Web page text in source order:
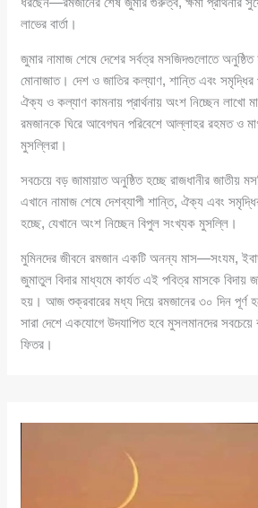
লাভের বার্তা।
জুমার নামাজ শেষে দেশের সর্বত্র মসজিদগুলোতে অনুষ্ঠিত
মোনাজাত। দেশ ও জাতির কল্যাণ, শান্তি এবং সমৃদ্ধির
ঐক্য ও কল্যাণ কামনায় প্রার্থনায় অংশ নিচ্ছেন লাখো
রমজানকে ঘিরে আবেগঘন পরিবেশে আল্লাহর রহমত ও
মুসল্লিরা।
সবচেয়ে বড় জামায়াত অনুষ্ঠিত হচ্ছে রাজধানীর জাতীয়
এখানে নামাজ শেষে দেশব্যাপী শান্তি, ঐক্য এবং
হচ্ছে, যেখানে অংশ নিচ্ছেন বিপুল সংখ্যক মুসল্লি।
মুমিনদের জীবনে রমজান একটি অনন্য মাস—সংযম,
জুমাতুল বিদার মাধ্যমে কার্যত এই পবিত্র মাসকে বিদায়
হয়। আজ শুক্রবারের মধ্য দিয়ে রমজানের ৩০ দিন পূর্ণ
সারা দেশে একযোগে উদযাপিত হবে মুসলমানদের
ফিতর।